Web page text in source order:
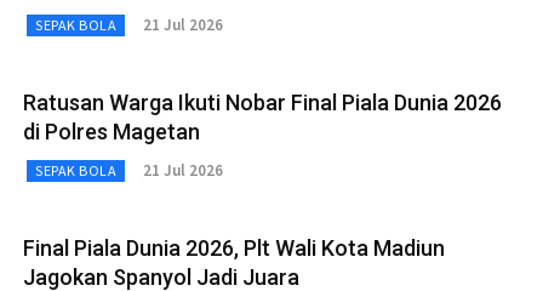
SEPAK BOLA 21 Jul 2026
Ratusan Warga Ikuti Nobar Final Piala Dunia 2026
di Polres Magetan
SEPAK BOLA 21 Jul 2026
Final Piala Dunia 2026, Plt Wali Kota Madiun
Jagokan Spanyol Jadi Juara